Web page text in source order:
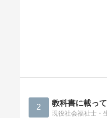
2 教科書に載っ
現役社会福祉士・